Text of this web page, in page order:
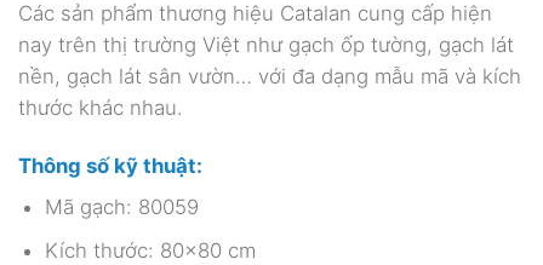
Các sản phẩm thương hiệu Catalan cung cấp hiện
nay trên thị trường Việt như gạch ốp tường, gạch lát
nền, gạch lát sân vườn… với đa dạng mẫu mã và kích
thước khác nhau.
Thông số kỹ thuật:
Mã gạch: 80059
Kích thước: 80×80 cm